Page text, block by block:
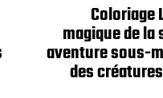
Coloriage
magique de la
aventure sous-
des